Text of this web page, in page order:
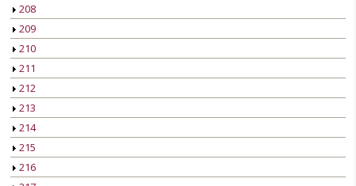
208
209
210
211
212
213
214
215
216